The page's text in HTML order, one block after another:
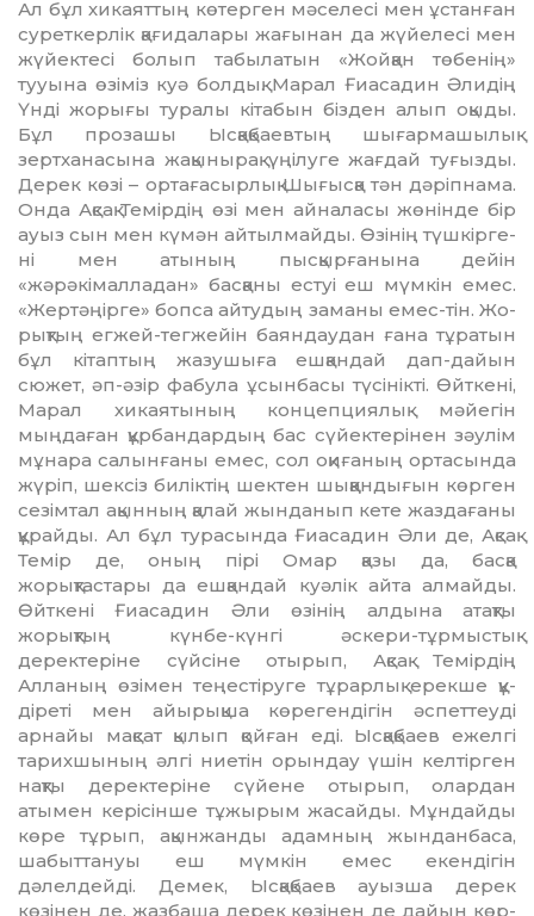
Ал бұл хикаяттың көтерген мәсе­ле­сі мен ұстанған
суреткерлік қағида­ла­ры жағынан да жүйелесі мен
жүйек­тесі болып табылатын «Жойқан тө­бенің»
тууына өзіміз куә болдық. Ма­рал Ғиасадин Әлидің
Үнді жорығы туралы кітабын бізден алып оқыды.
Бұл прозашы Ысқақбаевтың шығар­ма­шылық
зертханасына жақынырақ үңілуге жағдай туғызды.
Дерек көзі – ортағасырлық Шығысқа тән дәріп­на­ма.
Онда Ақсақ Темірдің өзі мен ай­наласы жөнінде бір
ауыз сын мен күмән айтылмайды. Өзінің түшкір­ге­
ні мен атының пысқырғанына дейін
«жәрәкімалладан» басқаны естуі еш мүмкін емес.
«Жертәңірге» боп­са айтудың заманы емес-тін. Жо­
рықтың егжей-тегжейін баяндаудан ғана тұратын
бұл кітаптың жазушыға еш­қандай дап-дайын
сюжет, әп-әзір фабула ұсынбасы түсінікті. Өйткені,
Марал хикаятының концепциялық мәйегін
мыңдаған құрбандардың бас сүйектерінен зәулім
мұнара салын­ғаны емес, сол оқиғаның ортасында
жүріп, шексіз биліктің шектен шық­қан­дығын көрген
сезімтал ақынның қалай жынданып кете жаздағаны
құрайды. Ал бұл турасында Ғиасадин Әли де, Ақсақ
Темір де, оның пірі Омар қазы да, басқа
жорықтастары да ешқандай куәлік айта алмайды.
Өйткені Ғиасадин Әли өзінің алдына атақ­ты
жорықтың күнбе-күнгі әске­ри-тұрмыстық
деректеріне сүйсіне отырып, Ақсақ Темірдің
Алланың өзі­мен теңестіруге тұрарлық ерекше құ­
діреті мен айырықша көрегендігін әс­петтеуді
арнайы мақсат қылып қой­ған еді. Ысқақбаев ежелгі
тарих­шының әлгі ниетін орындау үшін келтірген
нақты деректеріне сүйене отырып, олардан
атымен керісінше тұжырым жасайды. Мұндайды
көре тұрып, ақынжанды адамның жынданбаса,
шабыттануы еш мүмкін емес екендігін
дәлелдейді. Демек, Ыс­қақбаев ауызша дерек
көзінен де, жазбаша дерек көзінен де дайын көр­